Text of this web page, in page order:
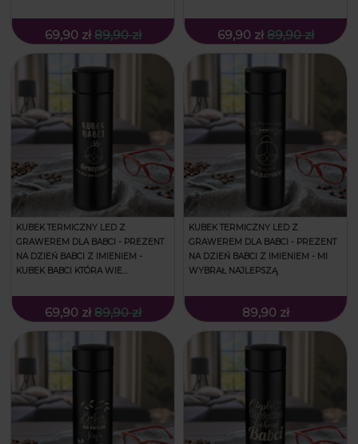
69,90 zł 89,90 zł 69,90 zł 89,90 zł
KUBEK TERMICZNY LED Z
GRAWEREM DLA BABCI - PREZENT
NA DZIEŃ BABCI Z IMIENIEM -
KUBEK BABCI KTÓRA WIE
69,90 zł 89,90 zł
KUBEK TERMICZNY LED Z
GRAWEREM DLA BABCI - PREZENT
NA DZIEŃ BABCI Z IMIENIEM - MI
WYBRAŁ NAJLEPSZĄ
89,90 zł